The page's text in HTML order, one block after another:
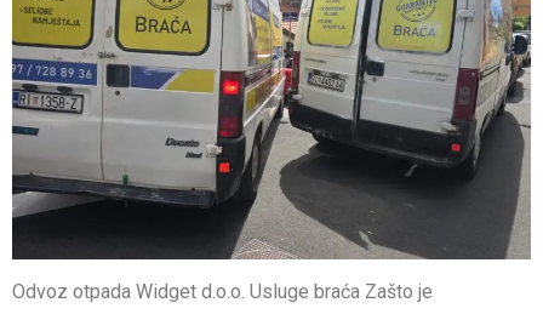
Odvoz otpada Widget d.o.o. Usluge braća Zašto je